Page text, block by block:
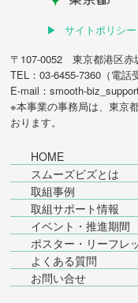
サイトポリシー
〒107-0052 東京都港区赤
TEL：03-6455-7360（電話
E-mail：smooth-
※本事業の事務局は、東京
おります。
HOME
スムーズビズとは
取組事例
取組サポート情報
イベント・推進期間
ポスター・リーフレ
よくある質問
お問い合せ